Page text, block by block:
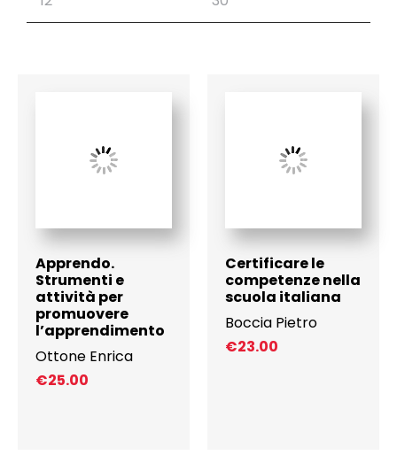
Apprendo.
Strumenti e
attività per
promuovere
l’apprendimento
Ottone Enrica
€25.00
Certificare le
competenze nella
scuola italiana
Boccia Pietro
€23.00